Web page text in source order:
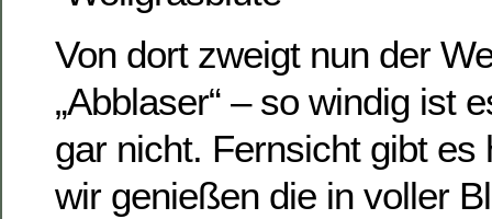
Von dort zweigt nun der
„Abblaser“ – so windig ist
gar nicht. Fernsicht gibt es
wir genießen die in voller